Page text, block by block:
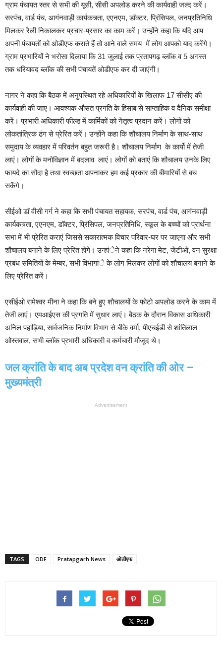
ग्राम पंचायत स्तर से सभी की यूसी, सीसी अपलोड करने की कार्यवाही जल्द करें।
सरपंच, वार्ड पंच, आगंनवाड़ी कार्यकत्र्ता, एएनएम, डाॅक्टर, प्रिंसिपल, जनप्रतिनिधि
मिलकर रैली निकालकर प्रचार-प्रसार का काम करें। उन्होंने कहा कि यदि आप
अपनी पंचायतों को ओडीएफ कराते हैं तो आने वाले समय में लोग आपको याद करेंगे।
ग्राम प्रभारियों ने भरोसा दिलाया कि 31 जुलाई तक प्रतापगढ़ ब्लाॅक व 5 अगस्त
तक धरियावद ब्लाॅक की सभी पंचायतें ओडीएफ कर दी जाएंगी।
नागर ने कहा कि बैठक में अनुपस्थित रहे अधिकारियों के खिलाफ 17 सीसीए की
कार्यवाही की जाए। आवश्यक औसत प्रगति के हिसाब से साप्ताहिक व दैनिक समीक्षा
करें। प्रभारी अधिकारी फील्ड में कार्मिकों को नेतृत्व प्रदान करें। लोगों को
लोकतांत्रिक ढंग से प्रेरित करें। उन्होंने कहा कि शौचालय निर्माण के साथ-साथ
समुदाय के व्यवहार में परिवर्तन बहुत जरूरी है। शौचालय निर्माण के कार्यो में तेजी
लाएं। लोगों के मनोविज्ञान में बदलाव लाएं। लोगों को बताएं कि शौचालय उनके लिए
फायदे का सौदा है तथा स्वच्छता अपनाकर हम कई प्रकार की बीमारियों से बच
सकेंगे।
सीईओ डाॅ वीसी गर्ग ने कहा कि सभी पंचायत सहायक, सरपंच, वार्ड पंच, आगंनवाड़ी
कार्यकत्र्ता, एएनएम, डाॅक्टर, प्रिंसिपल, जनप्रतिनिधि, स्कूल के बच्चों को प्रार्थना
सभा में भी प्रेरित कराएं जिससे सकारात्मक विचार परिवार-घर पर जाएगा और सभी
शौचालय बनाने के लिए प्रेरित होंगे। उन्हांेने कहा कि नरेगा मेट, जेटीओ, वन सुरक्षा
प्रबंध समितियों के मेम्बर, सभी विभागांे के लोग मिलकर लोगों को शौचालय बनाने के
लिए प्रेरित करें।
एसीईओ रामेश्वर मीना ने कहा कि बने हुए शौचालयों के फोटो अपलोड करने के काम में
तेजी लाएं। एमआईएस की प्रगति में सुधार लाएं। बैठक के दौरान विकास अधिकारी
अनिल पहाड़िया, सार्वजनिक निर्माण विभाग से बीके वर्मा, पीएचईडी से शांतिलाल
ओस्तवाल, सभी ब्लाॅक प्रभारी अधिकारी व कर्मचारी मौजूद थे।
जल क्रांति के बाद अब प्रदेश वन क्रांति की ओर –
मुख्यमंत्री
Advertisement
TAGS ODF Pratapgarh News ओडीएफ